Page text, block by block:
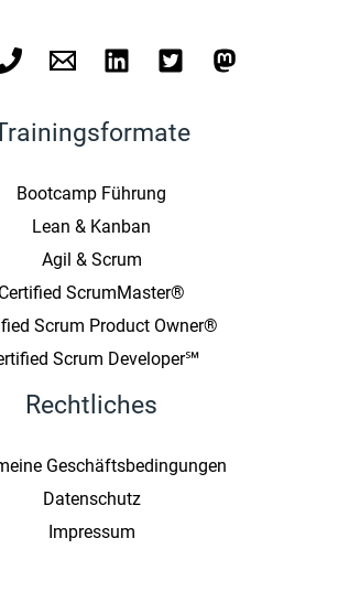
Bootcamp Führung
Lean & Kanban
Agil & Scrum
Certified ScrumMaster®
Scrum Product Owner®
Scrum Developer℠
Rechtliches
Geschäftsbedingungen
Datenschutz
Impressum